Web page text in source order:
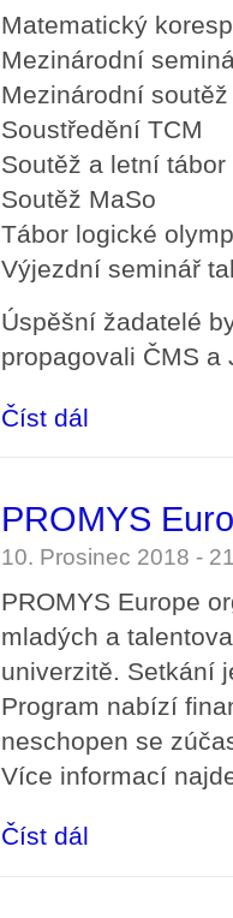
Matematický
Mezinárodní
Mezinárodní
Soustředění TCM
Soutěž a letní tábor
Soutěž MaSo
Tábor logické
Výjezdní seminář
Úspěšní žadatelé
propagovali ČMS a
Číst dál
PROMYS
10. Prosinec 2018 -
PROMYS Europe
mladých a
univerzitě. Setkání
Program nabízí
neschopen se
Více informací
Číst dál